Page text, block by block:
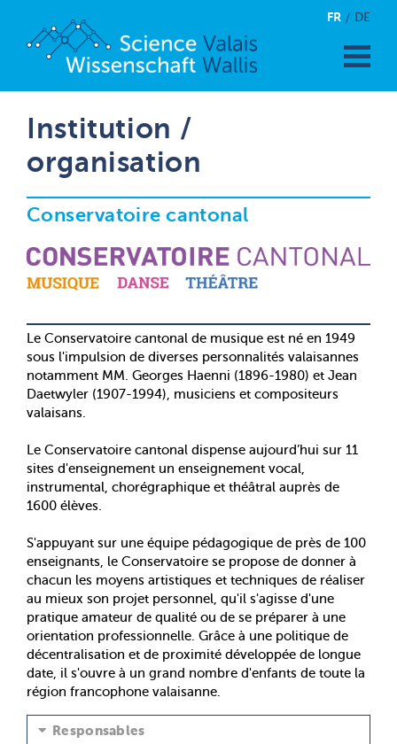
FR DE
Institution /
organisation
Conservatoire cantonal
Le Conservatoire cantonal de musique est né en 1949
sous l'impulsion de diverses personnalités valaisannes
notamment MM. Georges Haenni (1896-1980) et Jean
Daetwyler (1907-1994), musiciens et compositeurs
valaisans.
Le Conservatoire cantonal dispense aujourd’hui sur 11
sites d'enseignement un enseignement vocal,
instrumental, chorégraphique et théâtral auprès de
1600 élèves.
S'appuyant sur une équipe pédagogique de près de 100
enseignants, le Conservatoire se propose de donner à
chacun les moyens artistiques et techniques de réaliser
au mieux son projet personnel, qu'il s'agisse d'une
pratique amateur de qualité ou de se préparer à une
orientation professionnelle. Grâce à une politique de
décentralisation et de proximité développée de longue
date, il s'ouvre à un grand nombre d'enfants de toute la
région francophone valaisanne.
Responsables